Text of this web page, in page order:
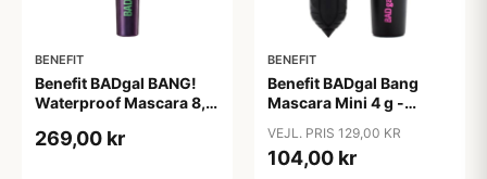
BENEFIT
Benefit BADgal BANG!
Waterproof Mascara 8,5
269,00 kr
BENEFIT
Benefit BADgal Bang
Mascara Mini 4 g -
VEJL. PRIS 129,00 KR
104,00 kr